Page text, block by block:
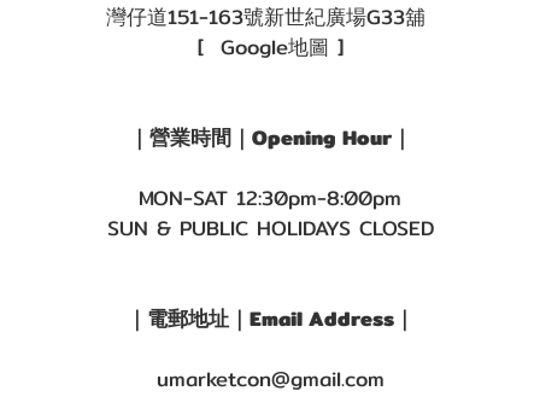
灣仔道151-163號新世紀廣場G33舖
[ Google地圖 ]
｜營業時間｜Opening Hour｜
MON-SAT 12:30pm-8:00pm
SUN & PUBLIC HOLIDAYS CLOSED
｜電郵地址｜Email Address｜
umarketcon@gmail.com